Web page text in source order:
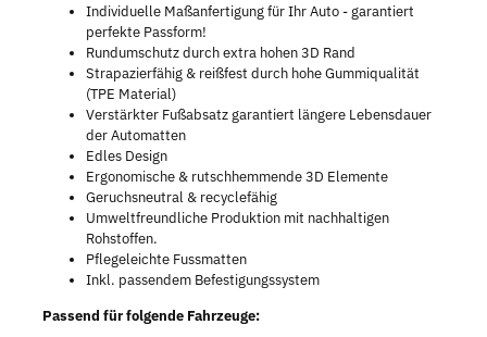
Individuelle Maßanfertigung für Ihr Auto - garantiert
perfekte Passform!
Rundumschutz durch extra hohen 3D Rand
Strapazierfähig & reißfest durch hohe Gummiqualität
(TPE Material)
Verstärkter Fußabsatz garantiert längere Lebensdauer
der Automatten
Edles Design
Ergonomische & rutschhemmende 3D Elemente
Geruchsneutral & recyclefähig
Umweltfreundliche Produktion mit nachhaltigen
Rohstoffen.
Pflegeleichte Fussmatten
Inkl. passendem Befestigungssystem
Passend für folgende Fahrzeuge: